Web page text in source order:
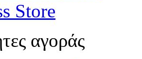
Store
αγοράς